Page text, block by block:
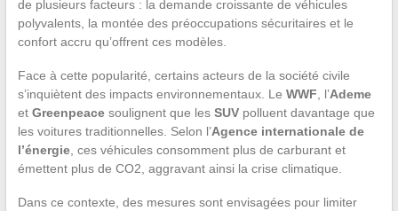
de plusieurs facteurs : la demande croissante de véhicules
polyvalents, la montée des préoccupations sécuritaires et le
confort accru qu’offrent ces modèles.
Face à cette popularité, certains acteurs de la société civile
s’inquiètent des impacts environnementaux. Le WWF , l’Ademe
et Greenpeacesoulignent que les SUVpolluent davantage que
les voitures traditionnelles. Selon l’Agence internationale de
l’énergie, ces véhicules consomment plus de carburant et
émettent plus de CO2, aggravant ainsi la crise climatique.
Dans ce contexte, des mesures sont envisagées pour limiter